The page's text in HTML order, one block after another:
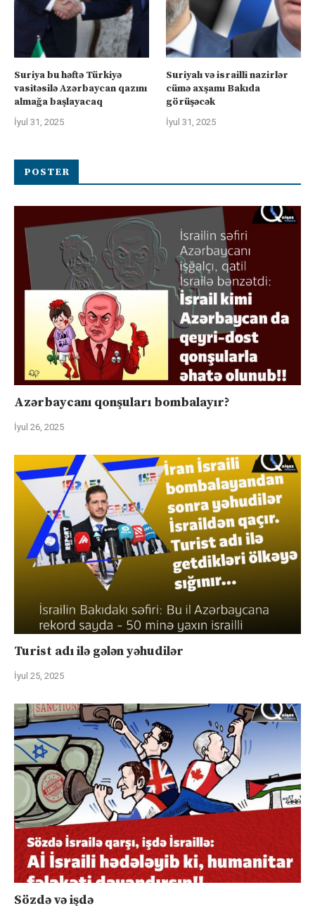
Suriya bu həftə Türkiyə
vasitəsilə Azərbaycan qazını
almağa başlayacaq
İyul 31, 2025
Suriyalı və israilli nazirlər
cümə axşamı Bakıda
görüşəcək
İyul 31, 2025
POSTER
Azərbaycanı qonşuları bombalayır?
İyul 26, 2025
Turist adı ilə gələn yəhudilər
İyul 25, 2025
Sözdə və işdə